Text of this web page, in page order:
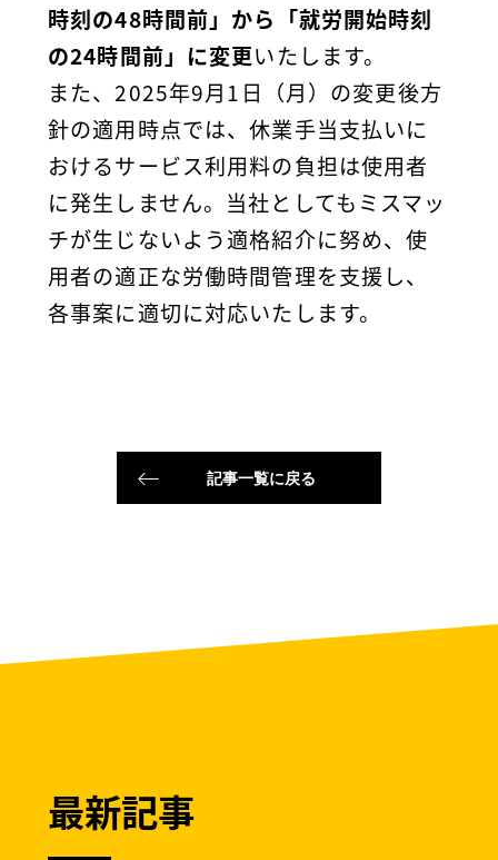
時刻の48時間前」から「就労開始時刻
の24時間前」に変更いたします。
また、2025年9月1日（月）の変更後方
針の適用時点では、休業手当支払いに
おけるサービス利用料の負担は使用者
に発生しません。当社としてもミスマッ
チが生じないよう適格紹介に努め、使
用者の適正な労働時間管理を支援し、
各事案に適切に対応いたします。
記事一覧に戻る
最新記事